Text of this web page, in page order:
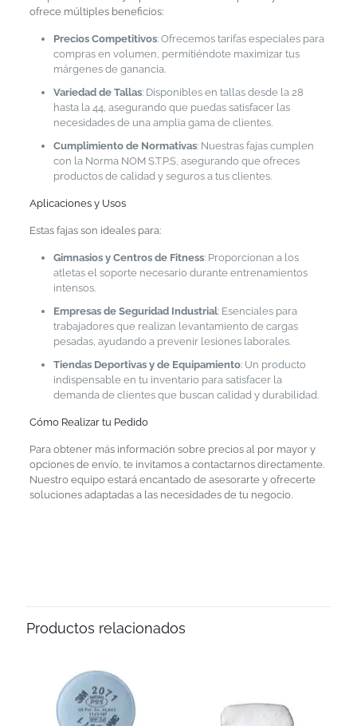
ofrece múltiples beneficios:
Precios Competitivos: Ofrecemos tarifas especiales para
compras en volumen, permitiéndote maximizar tus
márgenes de ganancia.
Variedad de Tallas: Disponibles en tallas desde la 28
hasta la 44, asegurando que puedas satisfacer las
necesidades de una amplia gama de clientes.
Cumplimiento de Normativas: Nuestras fajas cumplen
con la Norma NOM S.T.P.S, asegurando que ofreces
productos de calidad y seguros a tus clientes.
Aplicaciones y Usos
Estas fajas son ideales para:
Gimnasios y Centros de Fitness: Proporcionan a los
atletas el soporte necesario durante entrenamientos
intensos.
Empresas de Seguridad Industrial: Esenciales para
trabajadores que realizan levantamiento de cargas
pesadas, ayudando a prevenir lesiones laborales.
Tiendas Deportivas y de Equipamiento: Un producto
indispensable en tu inventario para satisfacer la
demanda de clientes que buscan calidad y durabilidad.
Cómo Realizar tu Pedido
Para obtener más información sobre precios al por mayor y
opciones de envío, te invitamos a contactarnos directamente.
Nuestro equipo estará encantado de asesorarte y ofrecerte
soluciones adaptadas a las necesidades de tu negocio.
Productos relacionados